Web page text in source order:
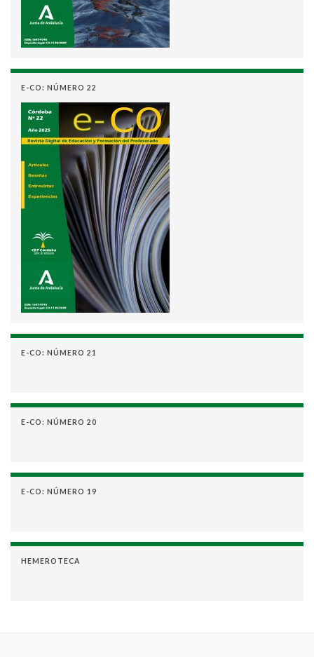
E-CO: NÚMERO 22
E-CO: NÚMERO 21
E-CO: NÚMERO 20
E-CO: NÚMERO 19
HEMEROTECA